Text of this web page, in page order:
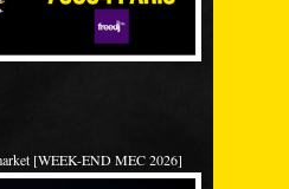
[WEEK-END MEC 2026]